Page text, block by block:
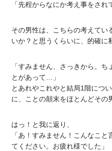
「先程からなにか考え事をされ
その男性は、こちらの考えてい
いか？と思うくらいに、的確に
「すみません、さっきから。
とがあって…」
とあれやこれやと結局1階につ
に、ことの顛末をほとんどその
はっ！と我に返り、
「あ！すみません！こんなこ
てください。お疲れ様でした」